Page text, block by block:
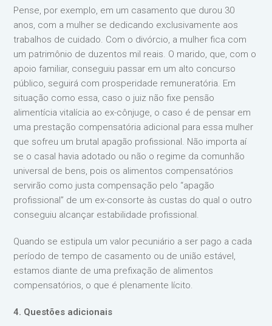
Pense, por exemplo, em um casamento que durou 30
anos, com a mulher se dedicando exclusivamente aos
trabalhos de cuidado. Com o divórcio, a mulher fica com
um patrimônio de duzentos mil reais. O marido, que, com o
apoio familiar, conseguiu passar em um alto concurso
público, seguirá com prosperidade remuneratória. Em
situação como essa, caso o juiz não fixe pensão
alimentícia vitalícia ao ex-cônjuge, o caso é de pensar em
uma prestação compensatória adicional para essa mulher
que sofreu um brutal apagão profissional. Não importa aí
se o casal havia adotado ou não o regime da comunhão
universal de bens, pois os alimentos compensatórios
servirão como justa compensação pelo “apagão
profissional” de um ex-consorte às custas do qual o outro
conseguiu alcançar estabilidade profissional.
Quando se estipula um valor pecuniário a ser pago a cada
período de tempo de casamento ou de união estável,
estamos diante de uma prefixação de alimentos
compensatórios, o que é plenamente lícito.
4. Questões adicionais